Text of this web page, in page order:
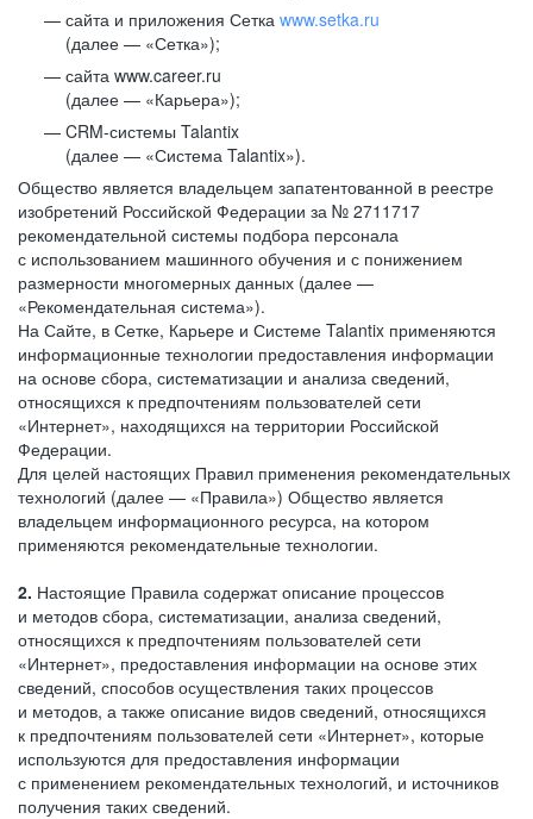
сайта и приложения Сетка www.setka.ru
(далее — «Сетка»);
сайта www.career.ru
(далее — «Карьера»);
CRM-системы Talantix
(далее — «Система Talantix»).
Общество является владельцем запатентованной в реестре
изобретений Российской Федерации за № 2711717
рекомендательной системы подбора персонала
с использованием машинного обучения и с понижением
размерности многомерных данных (далее —
«Рекомендательная система»).
На Сайте, в Сетке, Карьере и Системе Talantix применяются
информационные технологии предоставления информации
на основе сбора, систематизации и анализа сведений,
относящихся к предпочтениям пользователей сети
«Интернет», находящихся на территории Российской
Федерации.
Для целей настоящих Правил применения рекомендательных
технологий (далее — «Правила») Общество является
владельцем информационного ресурса, на котором
применяются рекомендательные технологии.
2. Настоящие Правила содержат описание процессов
и методов сбора, систематизации, анализа сведений,
относящихся к предпочтениям пользователей сети
«Интернет», предоставления информации на основе этих
сведений, способов осуществления таких процессов
и методов, а также описание видов сведений, относящихся
к предпочтениям пользователей сети «Интернет», которые
используются для предоставления информации
с применением рекомендательных технологий, и источников
получения таких сведений.